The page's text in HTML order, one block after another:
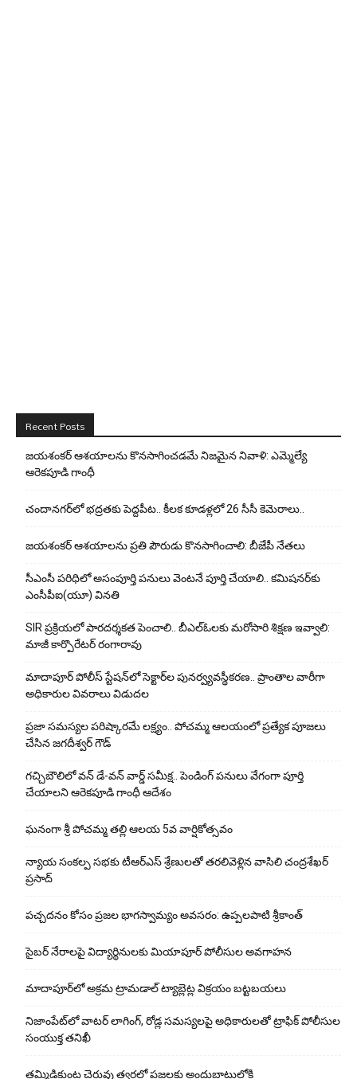
Recent Posts
జయశంకర్ ఆశయాలను కొనసాగించడమే నిజమైన నివాళి: ఎమ్మెల్యే
ఆరెక‌పూడి గాంధీ
చందానగర్‌లో భద్రతకు పెద్దపీట.. కీలక కూడళ్లలో 26 సీసీ కెమెరాలు..
జయశంకర్ ఆశయాలను ప్రతి పౌరుడు కొనసాగించాలి: బీజేపీ నేతలు
సీఎంసీ పరిధిలో అసంపూర్తి పనులు వెంటనే పూర్తి చేయాలి.. కమిషనర్‌కు
ఎంసీపీఐ(యూ) వినతి
SIR ప్రక్రియలో పారదర్శకత పెంచాలి.. బీఎల్ఓలకు మరోసారి శిక్షణ ఇవ్వాలి:
మాజీ కార్పొరేటర్ రంగారావు
మాదాపూర్ పోలీస్‌ స్టేషన్‌లో సెక్టార్‌ల పునర్వ్యవస్థీకరణ.. ప్రాంతాల వారీగా
అధికారుల వివరాలు విడుదల
ప్రజా సమస్యల పరిష్కారమే లక్ష్యం.. పోచమ్మ ఆలయంలో ప్రత్యేక పూజలు
చేసిన జగదీశ్వర్ గౌడ్
గచ్చిబౌలిలో వన్ డే-వన్ వార్డ్ సమీక్ష.. పెండింగ్ పనులు వేగంగా పూర్తి
చేయాలని ఆరెకపూడి గాంధీ ఆదేశం
ఘ‌నంగా శ్రీ పోచమ్మ త‌ల్లి ఆలయ 5వ వార్షికోత్సవం
న్యాయ సంక‌ల్ప స‌భ‌కు టీఆర్ఎస్ శ్రేణుల‌తో త‌ర‌లివెళ్లిన వాసిలి చంద్ర‌శేఖ‌ర్
ప్ర‌సాద్
పచ్చదనం కోసం ప్రజల భాగస్వామ్యం అవసరం: ఉప్పలపాటి శ్రీకాంత్
సైబర్ నేరాలపై విద్యార్థినులకు మియాపూర్ పోలీసుల అవగాహన
మాదాపూర్‌లో అక్రమ ట్రామడాల్ ట్యాబ్లెట్ల విక్రయం బట్టబయలు
నిజాంపేట్‌లో వాటర్ లాగింగ్, రోడ్ల సమస్యలపై అధికారులతో ట్రాఫిక్ పోలీసుల
సంయుక్త తనిఖీ
తమ్మిడికుంట చెరువు త్వరలో ప్రజలకు అందుబాటులోకి